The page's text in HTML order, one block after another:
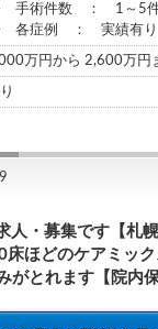
術件数 ： 1～5件
症例 ： 実績有り
万円から 2,600万円
人・募集です【札
床ほどのケアミッ
がとれます【院内保